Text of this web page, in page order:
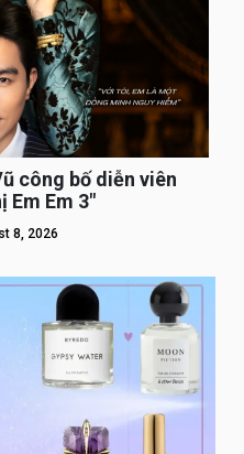
công bố diễn viên
Em Em 3″
8, 2026